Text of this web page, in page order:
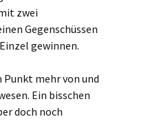
zwei
Gegenschüssen
gewinnen.
Punkt mehr von und
Ein bisschen
doch noch